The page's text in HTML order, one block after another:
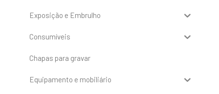
Exposição e Embrulho
Consumíveis
Chapas para gravar
Equipamento e mobiliário